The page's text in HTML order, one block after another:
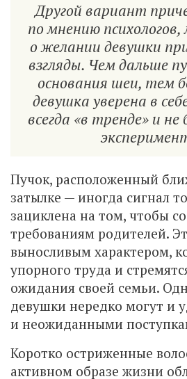
Другой вариант
по мнению
о желании девушки
взгляды. Чем дальше
основания шеи, тем
девушка уверена в
всегда «в тренде» и
Пучок, расположенный
затылке — иногда сигнал
зациклена на том, чтобы
требованиям родителей.
выносливым характером,
упорного труда и
ожидания своей семьи.
девушки нередко могут и
и неожиданными
Коротко остриженные
активном образе жизни